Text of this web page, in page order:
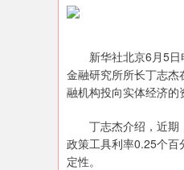
新华社北京6月5日
金融研究所所长丁志杰
融机构投向实体经济的
丁志杰介绍，近期，
政策工具利率0.25个百
定性。